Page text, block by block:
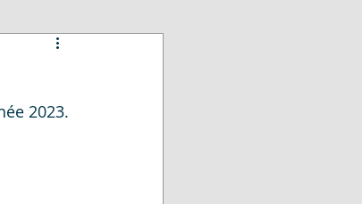
- Pamplona 2025
2023.